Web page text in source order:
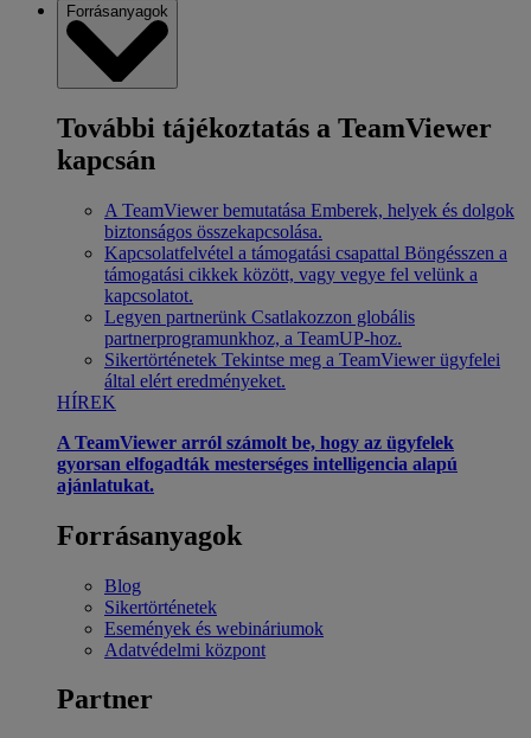
Forrásanyagok
További tájékoztatás a TeamViewer
kapcsán
A TeamViewer bemutatása Emberek, helyek és dolgok
biztonságos összekapcsolása.
Kapcsolatfelvétel a támogatási csapattal Böngésszen a
támogatási cikkek között, vagy vegye fel velünk a
kapcsolatot.
Legyen partnerünk Csatlakozzon globális
partnerprogramunkhoz, a TeamUP-hoz.
Sikertörténetek Tekintse meg a TeamViewer ügyfelei
által elért eredményeket.
HÍREK
A TeamViewer arról számolt be, hogy az ügyfelek
gyorsan elfogadták mesterséges intelligencia alapú
ajánlatukat.
Forrásanyagok
Blog
Sikertörténetek
Események és webináriumok
Adatvédelmi központ
Partner